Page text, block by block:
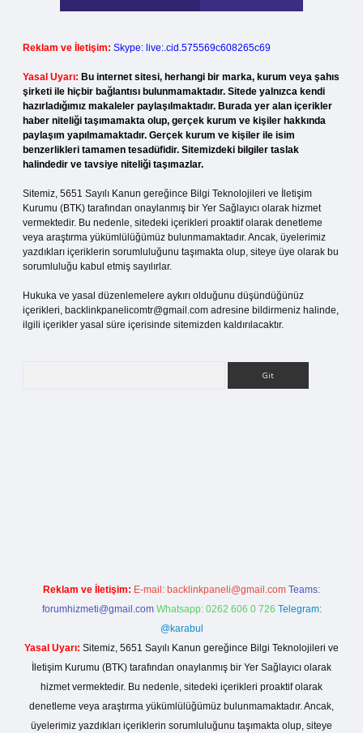
Reklam ve İletişim: Skype: live:.cid.575569c608265c69
Yasal Uyarı: Bu internet sitesi, herhangi bir marka, kurum veya şahıs
şirketi ile hiçbir bağlantısı bulunmamaktadır. Sitede yalnızca kendi
hazırladığımız makaleler paylaşılmaktadır. Burada yer alan içerikler
haber niteliği taşımamakta olup, gerçek kurum ve kişiler hakkında
paylaşım yapılmamaktadır. Gerçek kurum ve kişiler ile isim
benzerlikleri tamamen tesadüfidir. Sitemizdeki bilgiler taslak
halindedir ve tavsiye niteliği taşımazlar.
Sitemiz, 5651 Sayılı Kanun gereğince Bilgi Teknolojileri ve İletişim
Kurumu (BTK) tarafından onaylanmış bir Yer Sağlayıcı olarak hizmet
vermektedir. Bu nedenle, sitedeki içerikleri proaktif olarak denetleme
veya araştırma yükümlülüğümüz bulunmamaktadır. Ancak, üyelerimiz
yazdıkları içeriklerin sorumluluğunu taşımakta olup, siteye üye olarak bu
sorumluluğu kabul etmiş sayılırlar.
Hukuka ve yasal düzenlemelere aykırı olduğunu düşündüğünüz
içerikleri, backlinkpanelicomtr@gmail.com adresine bildirmeniz halinde,
ilgili içerikler yasal süre içerisinde sitemizden kaldırılacaktır.
Reklam ve İletişim: E-mail: backlinkpaneli@gmail.com Teams:
forumhizmeti@gmail.com Whatsapp: 0262 606 0 726 Telegram:
@karabul
Yasal Uyarı: Sitemiz, 5651 Sayılı Kanun gereğince Bilgi Teknolojileri ve
İletişim Kurumu (BTK) tarafından onaylanmış bir Yer Sağlayıcı olarak
hizmet vermektedir. Bu nedenle, sitedeki içerikleri proaktif olarak
denetleme veya araştırma yükümlülüğümüz bulunmamaktadır. Ancak,
üyelerimiz yazdıkları içeriklerin sorumluluğunu taşımakta olup, siteye